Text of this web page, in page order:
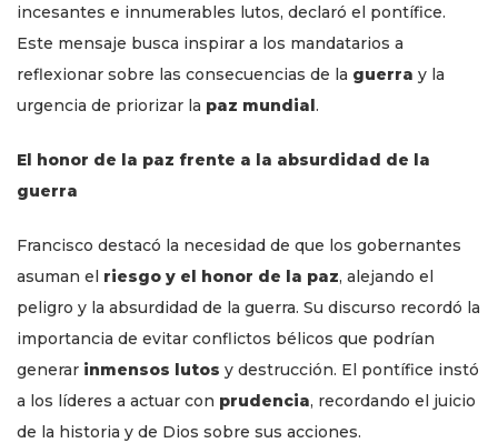
incesantes e innumerables lutos, declaró el pontífice.
Este mensaje busca inspirar a los mandatarios a
reflexionar sobre las consecuencias de la guerra y la
urgencia de priorizar la paz mundial.
El honor de la paz frente a la absurdidad de la
guerra
Francisco destacó la necesidad de que los gobernantes
asuman el riesgo y el honor de la paz, alejando el
peligro y la absurdidad de la guerra. Su discurso recordó la
importancia de evitar conflictos bélicos que podrían
generar inmensos lutos y destrucción. El pontífice instó
a los líderes a actuar con prudencia, recordando el juicio
de la historia y de Dios sobre sus acciones.